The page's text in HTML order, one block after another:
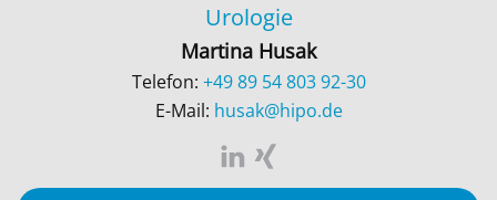
Urologie
Martina Husak
Telefon: +49 89 54 803 92-30
E-Mail: husak@hipo.de